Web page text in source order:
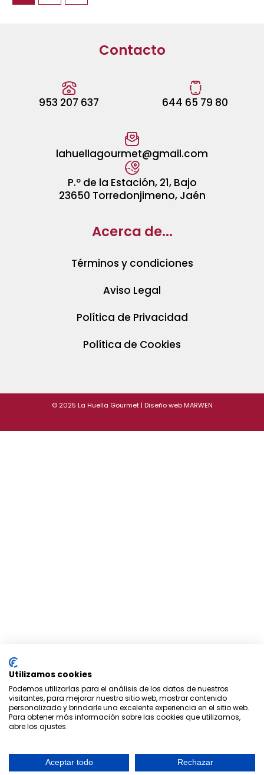
Contacto
953 207 637 644 65 79 80
lahuellagourmet@gmail.com
P.º de la Estación, 21, Bajo
23650 Torredonjimeno, Jaén
Acerca de...
Términos y condiciones
Aviso Legal
Política de Privacidad
Política de Cookies
© 2025 La Huella Gourmet | Diseño web MARWEN
Utilizamos cookies
Podemos utilizarlas para el análisis de los datos de nuestros
visitantes, para mejorar nuestro sitio web, mostrar contenido
personalizado y brindarle una excelente experiencia en el sitio web.
Para obtener más información sobre las cookies que utilizamos,
abre los ajustes.
Aceptar todo Rechazar